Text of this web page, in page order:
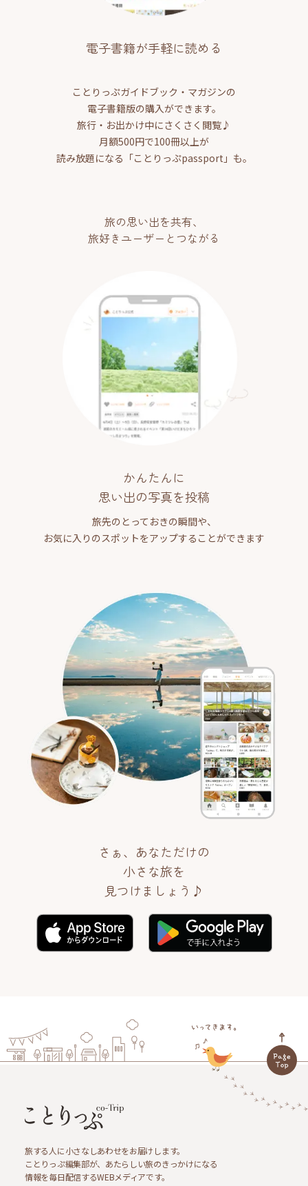
電子書籍が手軽に読める
ことりっぷガイドブック・マガジンの
電子書籍版の購入ができます。
旅行・お出かけ中にさくさく閲覧♪
月額500円で100冊以上が
読み放題になる「ことりっぷpassport」も。
旅の思い出を共有、
旅好きユーザーとつながる
かんたんに
思い出の写真を投稿
旅先のとっておきの瞬間や、
お気に入りのスポットをアップすることができます
さぁ、あなただけの
小さな旅を
見つけましょう♪
旅する人に小さなしあわせをお届けします。
ことりっぷ編集部が、あたらしい旅のきっかけになる
情報を毎日配信するWEBメディアです。